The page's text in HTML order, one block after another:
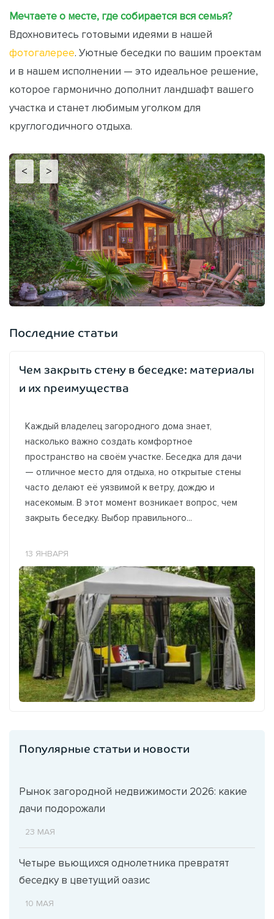
Мечтаете о месте, где собирается вся семья?
Вдохновитесь готовыми идеями в нашей
фотогалерее. Уютные беседки по вашим проектам
и в нашем исполнении — это идеальное решение,
которое гармонично дополнит ландшафт вашего
участка и станет любимым уголком для
круглогодичного отдыха.
< >
Последние статьи
Чем закрыть стену в беседке: материалы
и их преимущества
Каждый владелец загородного дома знает,
насколько важно создать комфортное
пространство на своём участке. Беседка для дачи
— отличное место для отдыха, но открытые стены
часто делают её уязвимой к ветру, дождю и
насекомым. В этот момент возникает вопрос, чем
закрыть беседку. Выбор правильного...
13 ЯНВАРЯ
Популярные статьи и новости
Рынок загородной недвижимости 2026: какие
дачи подорожали
23 МАЯ
Четыре вьющихся однолетника превратят
беседку в цветущий оазис
10 МАЯ